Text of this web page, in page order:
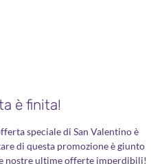
è finita!
speciale di San Valentino è
di questa promozione è giunto
nostre ultime offerte imperdibili!